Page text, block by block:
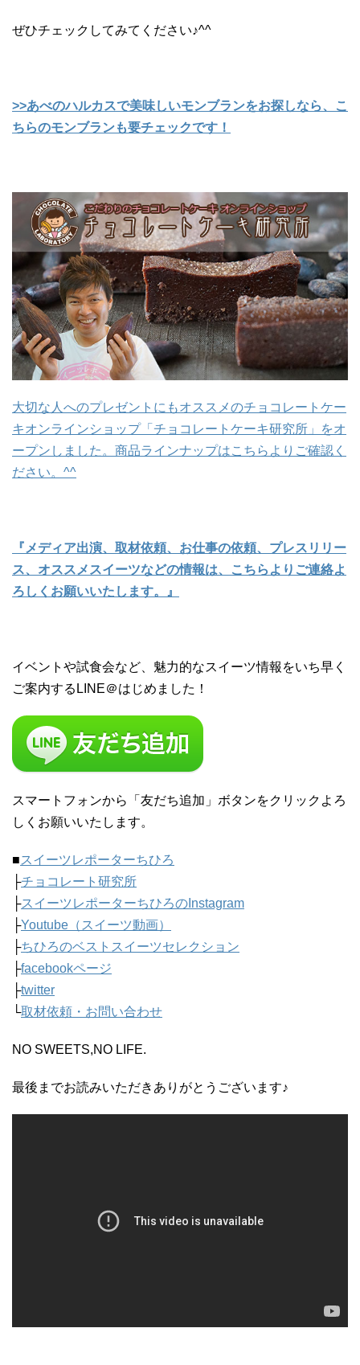
ぜひチェックしてみてください♪^^
>>あべのハルカスで美味しいモンブランをお探しなら、こ
ちらのモンブランも要チェックです！
大切な人へのプレゼントにもオススメのチョコレートケー
キオンラインショップ「チョコレートケーキ研究所」をオ
ープンしました。商品ラインナップはこちらよりご確認く
ださい。^^
『メディア出演、取材依頼、お仕事の依頼、プレスリリー
ス、オススメスイーツなどの情報は、こちらよりご連絡よ
ろしくお願いいたします。』
イベントや試食会など、魅力的なスイーツ情報をいち早く
ご案内するLINE＠はじめました！
スマートフォンから「友だち追加」ボタンをクリックよろ
しくお願いいたします。
■スイーツレポーターちひろ
├チョコレート研究所
├スイーツレポーターちひろのInstagram
├Youtube（スイーツ動画）
├ちひろのベストスイーツセレクション
├facebookページ
├twitter
└取材依頼・お問い合わせ
NO SWEETS,NO LIFE.
最後までお読みいただきありがとうございます♪